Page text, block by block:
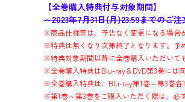
【全巻購入特典付与対象期間】
～2023年7月31日(月)23:59までのご注
※商品仕様等は、予告なく変更になる場合
※特典は無くなり次第終了となります。予
※特典対象期間以降に全巻購入いただいて
※全巻購入特典はBlu-ray＆DVD第3巻には
※全巻購入特典は、Blu-ray第1巻～第3巻各
※第1巻～第3巻をご購入いただく際は、必